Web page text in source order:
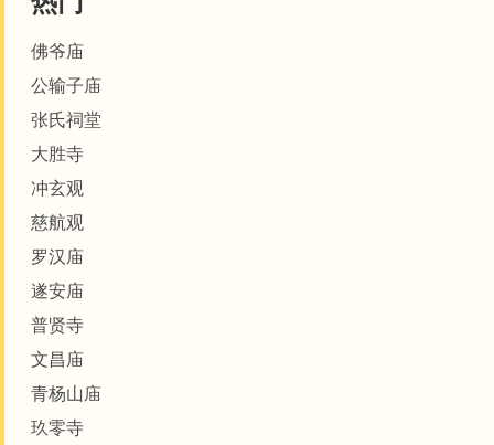
佛爷庙
公输子庙
张氏祠堂
大胜寺
冲玄观
慈航观
罗汉庙
遂安庙
普贤寺
文昌庙
青杨山庙
玖零寺